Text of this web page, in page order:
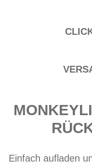
Einfach aufladen